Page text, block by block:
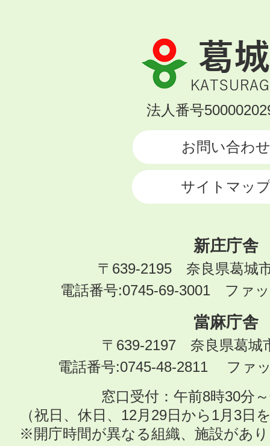
葛
城
市
KATSURAGI
法人番号
お問い合わせ
サイトマッ
新庄庁舎
〒639-2195 奈良県葛城
電話番号:0745-69-3001 ファ
當麻庁舎
〒639-2197 奈良県葛城
電話番号:0745-48-2811 ファ
窓口受付：午前8時30分
（祝日、休日、12月29日から1月3日
※開庁時間が異なる組織、施設があ